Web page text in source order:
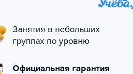
Занятия в небольших
группах по уровню
Официальная гарантия